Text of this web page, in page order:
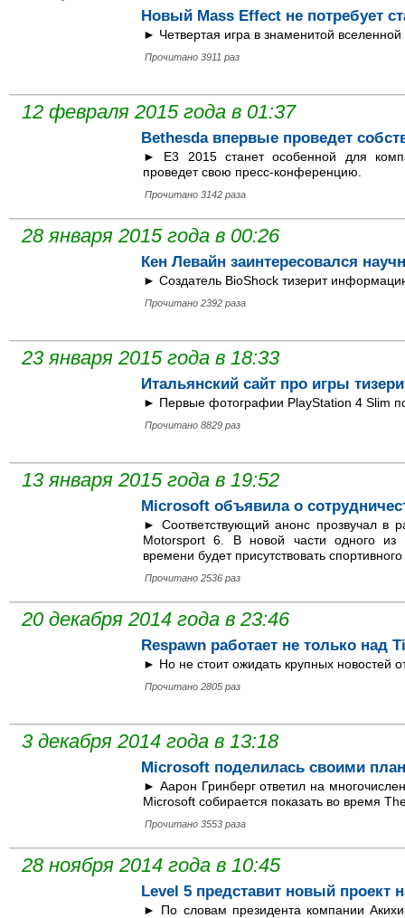
Новый Mass Effect не потребует
► Четвертая игра в знаменитой
Прочитано 3911 раз
12 февраля 2015 года в 01:37
Bethesda впервые проведет
► Е3 2015 станет особенной для
проведет свою пресс-конференцию.
Прочитано 3142 раза
28 января 2015 года в 00:26
Кен Левайн заинтересовался
► Создатель BioShock тизерит
Прочитано 2392 раза
23 января 2015 года в 18:33
Итальянский сайт про игры
► Первые фотографии PlayStation 4 Slim
Прочитано 8829 раз
13 января 2015 года в 19:52
Microsoft объявила о
► Соответствующий анонс прозвучал в
Motorsport 6. В новой части одного из
времени будет присутствовать
Прочитано 2536 раз
20 декабря 2014 года в 23:46
Respawn работает не только над
► Но не стоит ожидать крупных новостей
Прочитано 2805 раз
3 декабря 2014 года в 13:18
Microsoft поделилась своими
► Аарон Гринберг ответил на
Microsoft собирается показать во время
Прочитано 3553 раза
28 ноября 2014 года в 10:45
Level 5 представит новый проект
► По словам президента компании